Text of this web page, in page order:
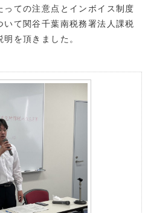
ての注意点とインボイス制度
て関谷千葉南税務署法人課税
を頂きました。